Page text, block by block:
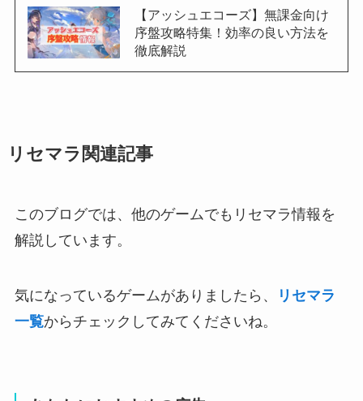
【アッシュエコーズ】無課金向け
序盤攻略特集！効率の良い方法を
徹底解説
リセマラ関連記事
このブログでは、他のゲームでもリセマラ情報を
解説しています。
気になっているゲームがありましたら、
リセマラ
一覧からチェックしてみてくださいね。